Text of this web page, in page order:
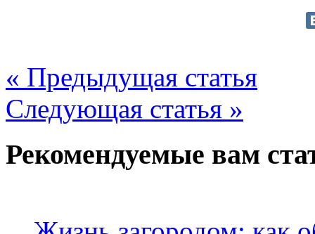
« Предыдущая статья
Следующая статья »
Рекомендуемые вам